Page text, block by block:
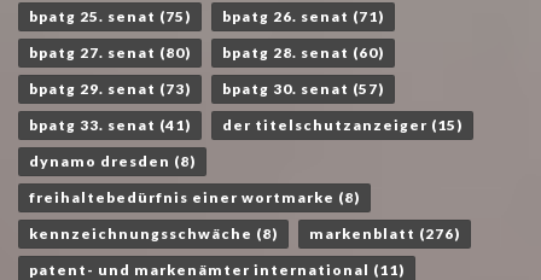
bpatg 25. senat (75) bpatg 26. senat (71)
bpatg 27. senat (80) bpatg 28. senat (60)
bpatg 29. senat (73) bpatg 30. senat (57)
bpatg 33. senat (41) der titelschutzanzeiger (15)
dynamo dresden (8)
freihaltebedürfnis einer wortmarke (8)
kennzeichnungsschwäche (8) markenblatt (276)
patent- und markenämter international (11)